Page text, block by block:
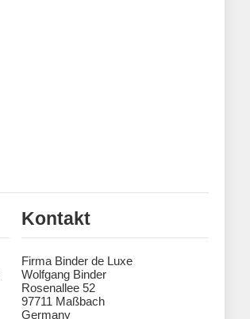
Kontakt
Firma Binder de Luxe
Wolfgang Binder
Rosenallee 52
97711 Maßbach
Germany